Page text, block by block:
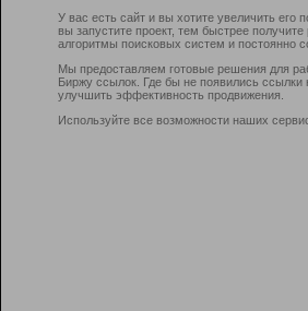
У вас есть сайт и вы хотите увеличить
вы запустите проект, тем быстрее
алгоритмы поисковых систем и постоянно
Мы предоставляем готовые решения для
Биржу ссылок. Где бы не появились
улучшить эффективность продвижения.
Используйте все возможности наших